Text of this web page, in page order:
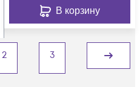
В корзину
2 3
Дальше